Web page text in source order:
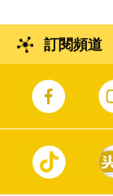
訂閱頻道